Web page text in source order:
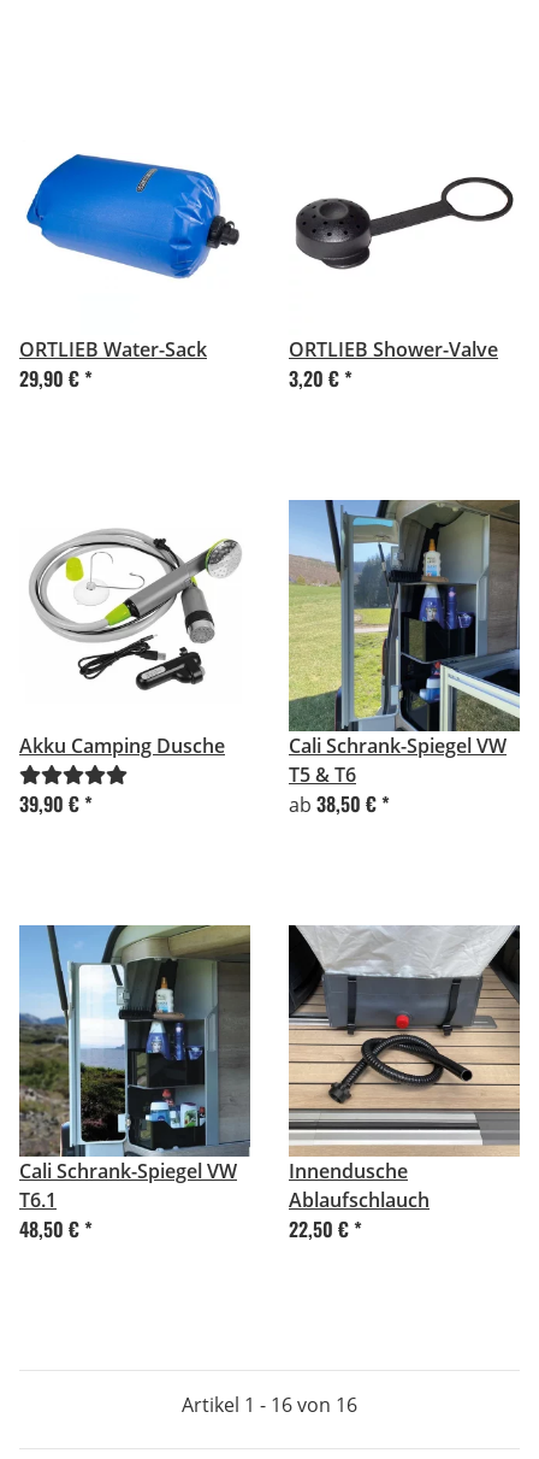
ORTLIEB Water-Sack
29,90 €*
ORTLIEB Shower-Valve
3,20 €*
Akku Camping Dusche
39,90 €*
Cali Schrank-Spiegel VW
T5 & T6
ab 38,50 €*
Cali Schrank-Spiegel VW
T6.1
48,50 €*
Innendusche
Ablaufschlauch
22,50 €*
Artikel 1 - 16 von 16